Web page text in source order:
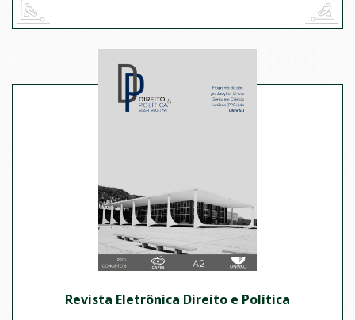
Revista Eletrônica Direito e Política